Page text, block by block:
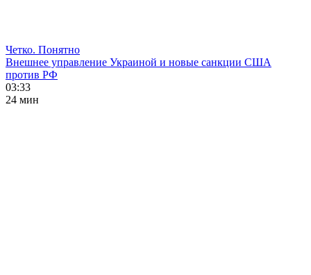
Четко. Понятно
Внешнее управление Украиной и новые санкции США
против РФ
03:33
24 мин